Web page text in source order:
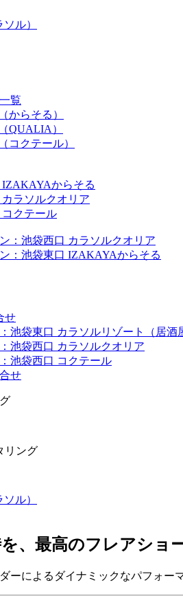
覧
からそる）
QUALIA）
コクテール）
からそる
ラソルクオリア
クテール
：池袋西口 カラソルクオリア
：池袋東口 IZAKAYAからそる
せ
池袋東口 カラソルリゾート（居酒
池袋西口 カラソルクオリア
池袋西口 コクテール
せ
リング
、 最高のフレアショ
ーによるダイナミックなパフォー